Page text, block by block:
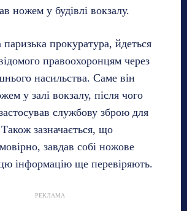
ножем у будівлі вокзалу.
прокуратура, йдеться
правоохоронцям через
насильства. Саме він
у залі вокзалу, після чого
службову зброю для
зазначається, що
завдав собі ножове
інформацію ще перевіряють.
РЕКЛАМА